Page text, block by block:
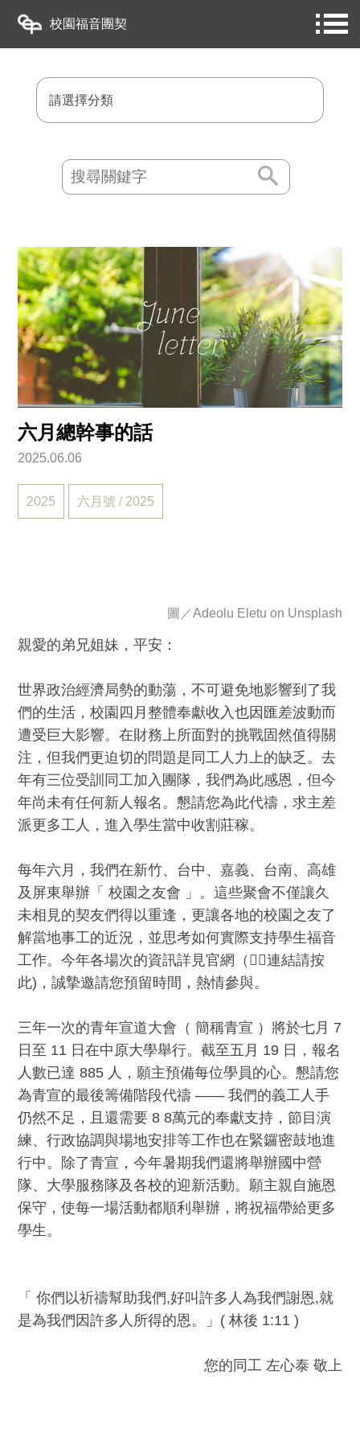
校園福音團契
請選擇分類
六月總幹事的話
2025.06.06
2025 六月號 / 2025
圖／Adeolu Eletu on Unsplash
親愛的弟兄姐妹，平安：
世界政治經濟局勢的動蕩，不可避免地影響到了我
們的生活，校園四月整體奉獻收入也因匯差波動而
遭受巨大影響。在財務上所面對的挑戰固然值得關
注，但我們更迫切的問題是同工人力上的缺乏。去
年有三位受訓同工加入團隊，我們為此感恩，但今
年尚未有任何新人報名。懇請您為此代禱，求主差
派更多工人，進入學生當中收割莊稼。
每年六月，我們在新竹、台中、嘉義、台南、高雄
及屏東舉辦「 校園之友會 」。這些聚會不僅讓久
未相見的契友們得以重逢，更讓各地的校園之友了
解當地事工的近況，並思考如何實際支持學生福音
工作。今年各場次的資訊詳見官網（ 👉🏻連結請按
此)，誠摯邀請您預留時間，熱情參與。
三年一次的青年宣道大會（ 簡稱青宣 ）將於七月 7
日至 11 日在中原大學舉行。截至五月 19 日，報名
人數已達 885 人，願主預備每位學員的心。懇請您
為青宣的最後籌備階段代禱 —— 我們的義工人手
仍然不足，且還需要 8 8萬元的奉獻支持，節目演
練、行政協調與場地安排等工作也在緊鑼密鼓地進
行中。除了青宣，今年暑期我們還將舉辦國中營
隊、大學服務隊及各校的迎新活動。願主親自施恩
保守，使每一場活動都順利舉辦，將祝福帶給更多
學生。
「 你們以祈禱幫助我們,好叫許多人為我們謝恩,就
是為我們因許多人所得的恩。」( 林後 1:11 )
您的同工 左心泰 敬上